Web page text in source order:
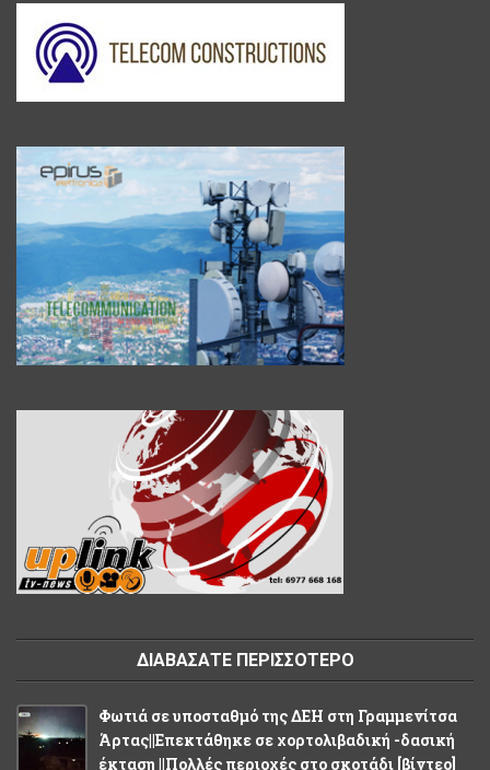
ΔΙΑΒΑΣΑΤΕ ΠΕΡΙΣΣΟΤΕΡΟ
Φωτιά σε υποσταθμό της ΔΕΗ στη Γραμμενίτσα
Άρτας||Επεκτάθηκε σε χορτολιβαδική -δασική
έκταση ||Πολλές περιοχές στο σκοτάδι [βίντεο]